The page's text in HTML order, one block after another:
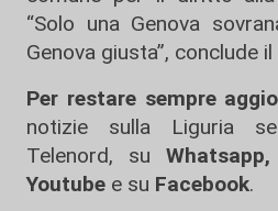
“Solo una Genova
Genova giusta”, conclude
Per restare sempre
notizie sulla Liguria
Telenord, su
Whatsapp,
Youtube e su Facebook.